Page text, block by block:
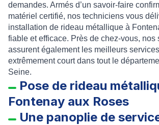
demandes. Armés d’un savoir-faire
matériel certifié, nos techniciens vous
installation de rideau métallique à
fiable et efficace. Près de chez-vous, nos
assurent également les meilleurs
extrêmement court dans tout le
Seine.
Pose de rideau
Fontenay aux Roses
Une panoplie de